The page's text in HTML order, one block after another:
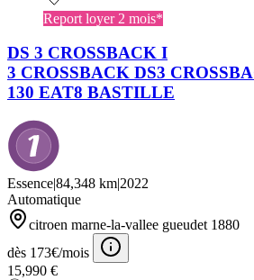
Report loyer 2 mois*
DS 3 CROSSBACK I
3 CROSSBACK DS3
130 EAT8 BASTILLE
Essence|84,348 km|2022
Automatique
citroen marne-la-vallee gueudet 1880
dès 173€/mois
15,990 €